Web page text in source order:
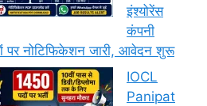
इंश्योरेंस
कंपनी
पर नोटिफिकेशन जारी, आवेदन शुरू
IOCL
Panipat